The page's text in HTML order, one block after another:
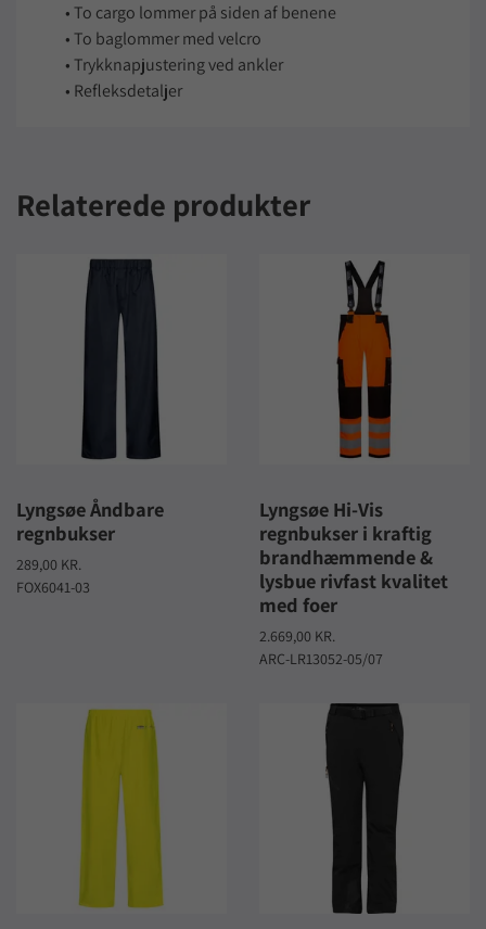
• To cargo lommer på siden af benene
• To baglommer med velcro
• Trykknapjustering ved ankler
• Refleksdetaljer
Relaterede produkter
Lyngsøe Åndbare
regnbukser
289,00 KR.
FOX6041-03
Lyngsøe Hi-Vis
regnbukser i kraftig
brandhæmmende &
lysbue rivfast kvalitet
med foer
2.669,00 KR.
ARC-LR13052-05/07